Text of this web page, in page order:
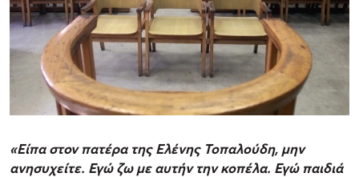
«Είπα στον πατέρα της Ελένης Τοπαλούδη, μην
ανησυχείτε. Εγώ ζω με αυτήν την κοπέλα. Εγώ παιδιά